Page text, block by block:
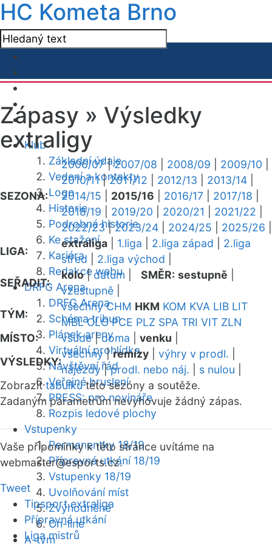
HC Kometa Brno
Klub
Základní údaje
Vedení a kontakty
Logo
Historie
Podrobná historie
Ke stažení
Kariéra
Redakce webu
DRFG Arena
DRFG Arena
Schéma tribun
Plánek areny
Virtuální prohlídka
Návštěvní řád
Veřejné bruslení
PRESS: pro novináře
Rozpis ledové plochy
Vstupenky
Permanentky 18/19
Přípravná utkání 18/19
Vstupenky 18/19
Uvolňování míst
Zvýhodněné
On-line
A-tým
Zápasy » Výsledky
extraligy
SEZONA:
2006/07|2007/08 2008/09 2009/10
2010/11|2011/12 2012/13 2013/14
2014/15
2015/16 2016/17 2017/18
2018/19
2019/20 2020/21 2021/22
2022/23|2023/24 2024/25 2025/26
LIGA:
extraliga 1.liga 2.liga západ
2.liga
střed
2.liga východ
SEŘADIT:
kolo|datum SMĚR: sestupně
vzestupně
TÝM:
všechny CHM HKM KOM KVA LIB LIT
MBL OLO PCE PLZ SPA TRI VIT ZLN
MÍSTO:
všude|doma venku
VÝSLEDKY:
všechny|remízy výhry v prodl.
nájezdy|prodl. nebo náj. s nulou
Zobrazittabulkutéto sezóny a soutěže.
Zadaným parametrům nevyhovuje žádný zápas.
Vaše připomínky k této stránce uvítáme na
webmaster@esports.cz.
Tweet
Tipsport extraliga
Přípravná utkání
Liga mistrů